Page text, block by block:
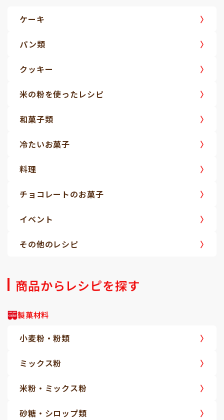
ケーキ
パン類
クッキー
米の粉を使ったレシピ
和菓子類
冷たいお菓子
料理
チョコレートのお菓子
イベント
その他のレシピ
商品からレシピを探す
製菓材料
小麦粉・粉類
ミックス粉
米粉・ミックス粉
砂糖・シロップ類